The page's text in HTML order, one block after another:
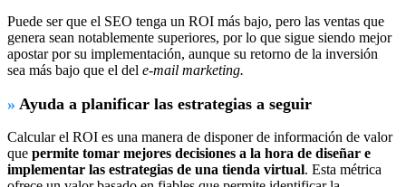
Puede ser que el SEO tenga un ROI más bajo, pero las ventas que
genera sean notablemente superiores, por lo que sigue siendo mejor
apostar por su implementación, aunque su retorno de la inversión
sea más bajo que el del e-mail marketing.
» Ayuda a planificar las estrategias a seguir
Calcular el ROI es una manera de disponer de información de valor
que permite tomar mejores decisiones a la hora de diseñar e
implementar las estrategias de una tienda virtual. Esta métrica